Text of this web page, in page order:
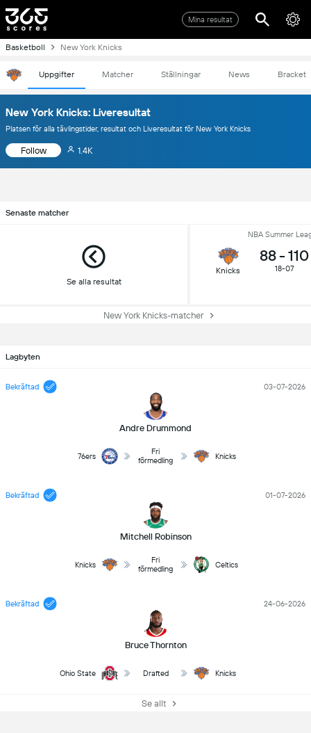
Mina resultat
Basketboll New York Knicks
Uppgifter Matcher Ställningar News Bracket
New York Knicks: Liveresultat
Platsen för alla tävlingstider, resultat och Liveresultat för New York Knicks
Follow 1.4K
Senaste matcher
Se alla resultat
NBA Summer
Knicks
88- 110
18-07
New York Knicks-matcher
Lagbyten
Bekräftad
Andre Drummond
03-07-2026
76ers
Fri
förmedling
Knicks
Bekräftad
Mitchell Robinson
01-07-2026
Knicks
Fri
förmedling
Celtics
Bekräftad
Bruce Thornton
24-06-2026
Ohio State Drafted Knicks
Se allt